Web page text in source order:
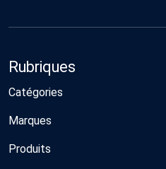
Rubriques
Catégories
Marques
Produits